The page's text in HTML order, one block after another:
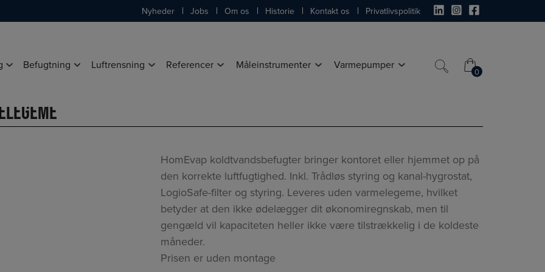
Nyheder Jobs Om os Historie Kontakt os Privatlivspolitik
Befugtning Luftrensning Referencer Måleinstrumenter Varmepumper
0
0
HomEvap koldtvandsbefugter bringer kontoret eller hjemmet op på
den korrekte luftfugtighed. Inkl. Trådløs styring og kanal-hygrostat,
LogioSafe-filter og styring. Leveres uden varmelegeme, hvilket
betyder at den ikke ødelægger dit økonomiregnskab, men til
gengæld vil kapaciteten heller ikke være tilstrækkelig i de koldeste
måneder.
Prisen er uden montage